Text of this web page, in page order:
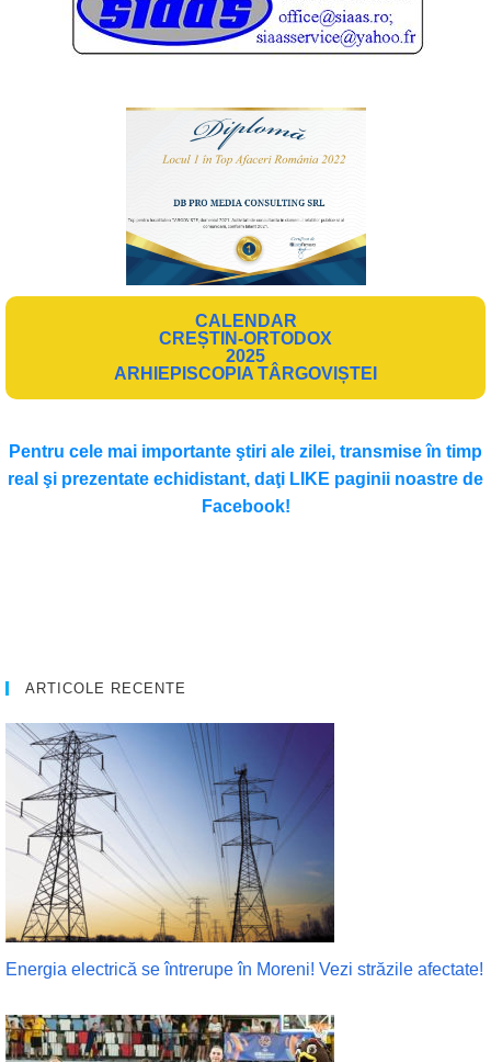
CALENDAR
CREȘTIN-ORTODOX
2025
ARHIEPISCOPIA TÂRGOVIȘTEI
Pentru cele mai importante ştiri ale zilei, transmise în timp
real şi prezentate echidistant, daţi LIKE paginii noastre de
Facebook!
ARTICOLE RECENTE
Energia electrică se întrerupe în Moreni! Vezi străzile afectate!